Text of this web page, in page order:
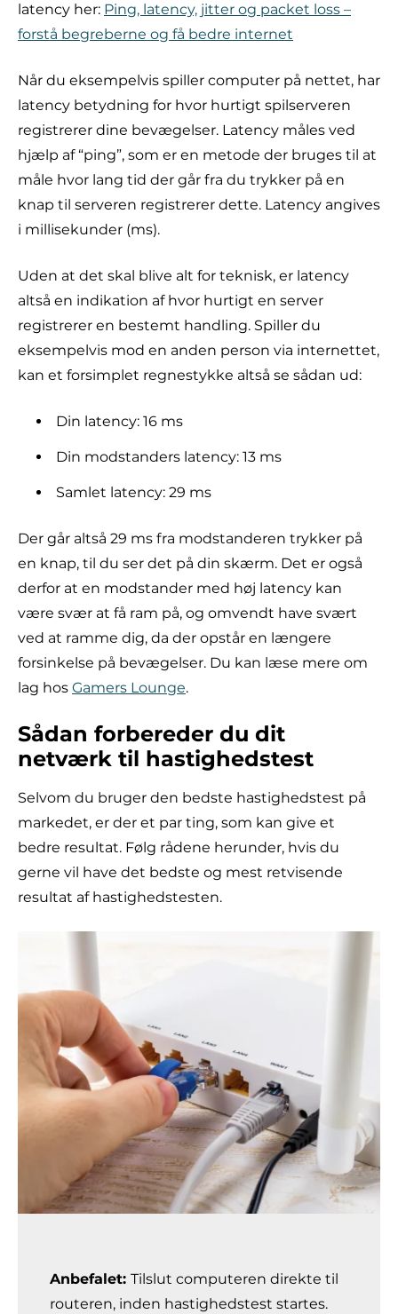
latency her: Ping, latency, jitter og packet loss –
forstå begreberne og få bedre internet
Når du eksempelvis spiller computer på nettet, har
latency betydning for hvor hurtigt spilserveren
registrerer dine bevægelser. Latency måles ved
hjælp af “ping”, som er en metode der bruges til at
måle hvor lang tid der går fra du trykker på en
knap til serveren registrerer dette. Latency angives
i millisekunder (ms).
Uden at det skal blive alt for teknisk, er latency
altså en indikation af hvor hurtigt en server
registrerer en bestemt handling. Spiller du
eksempelvis mod en anden person via internettet,
kan et forsimplet regnestykke altså se sådan ud:
Din latency: 16 ms
Din modstanders latency: 13 ms
Samlet latency: 29 ms
Der går altså 29 ms fra modstanderen trykker på
en knap, til du ser det på din skærm. Det er også
derfor at en modstander med høj latency kan
være svær at få ram på, og omvendt have svært
ved at ramme dig, da der opstår en længere
forsinkelse på bevægelser. Du kan læse mere om
lag hos Gamers Lounge.
Sådan forbereder du dit
netværk til hastighedstest
Selvom du bruger den bedste hastighedstest på
markedet, er der et par ting, som kan give et
bedre resultat. Følg rådene herunder, hvis du
gerne vil have det bedste og mest retvisende
resultat af hastighedstesten.
Anbefalet: Tilslut computeren direkte til
routeren, inden hastighedstest startes.